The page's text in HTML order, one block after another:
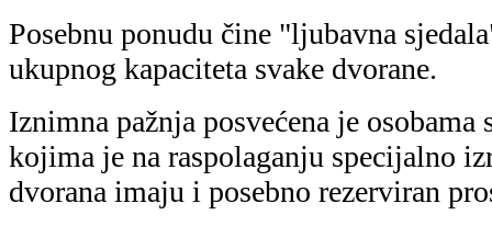
Posebnu ponudu čine "ljubavna
ukupnog kapaciteta svake dvorane.
Iznimna pažnja posvećena je osobama
kojima je na raspolaganju specijalno
dvorana imaju i posebno rezerviran